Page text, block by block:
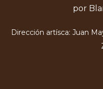
por
Dirección artísca: Juan